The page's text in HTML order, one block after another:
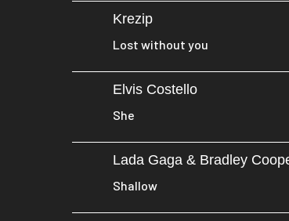
Krezip
Lost without you
Elvis Costello
She
Lada Gaga & Bradley
Shallow